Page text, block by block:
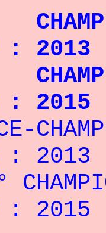
: 2013
: 2015
: 2013
: 2015